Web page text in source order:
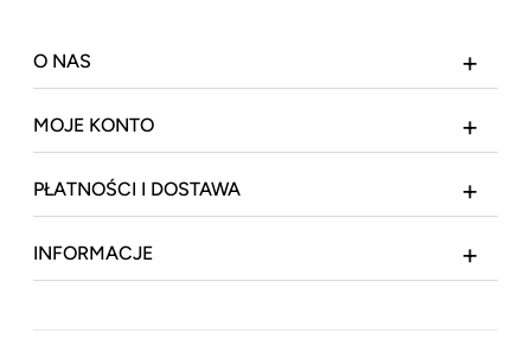
O NAS
MOJE KONTO
PŁATNOŚCI I DOSTAWA
INFORMACJE